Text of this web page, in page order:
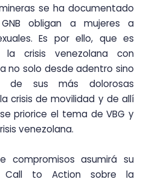
se ha documentado
obligan a mujeres a
Es por ello, que es
la crisis venezolana con
no solo desde adentro sino
de sus más dolorosas
crisis de movilidad y de allí
priorice el tema de VBG y
venezolana.
compromisos asumirá su
Call to Action sobre la